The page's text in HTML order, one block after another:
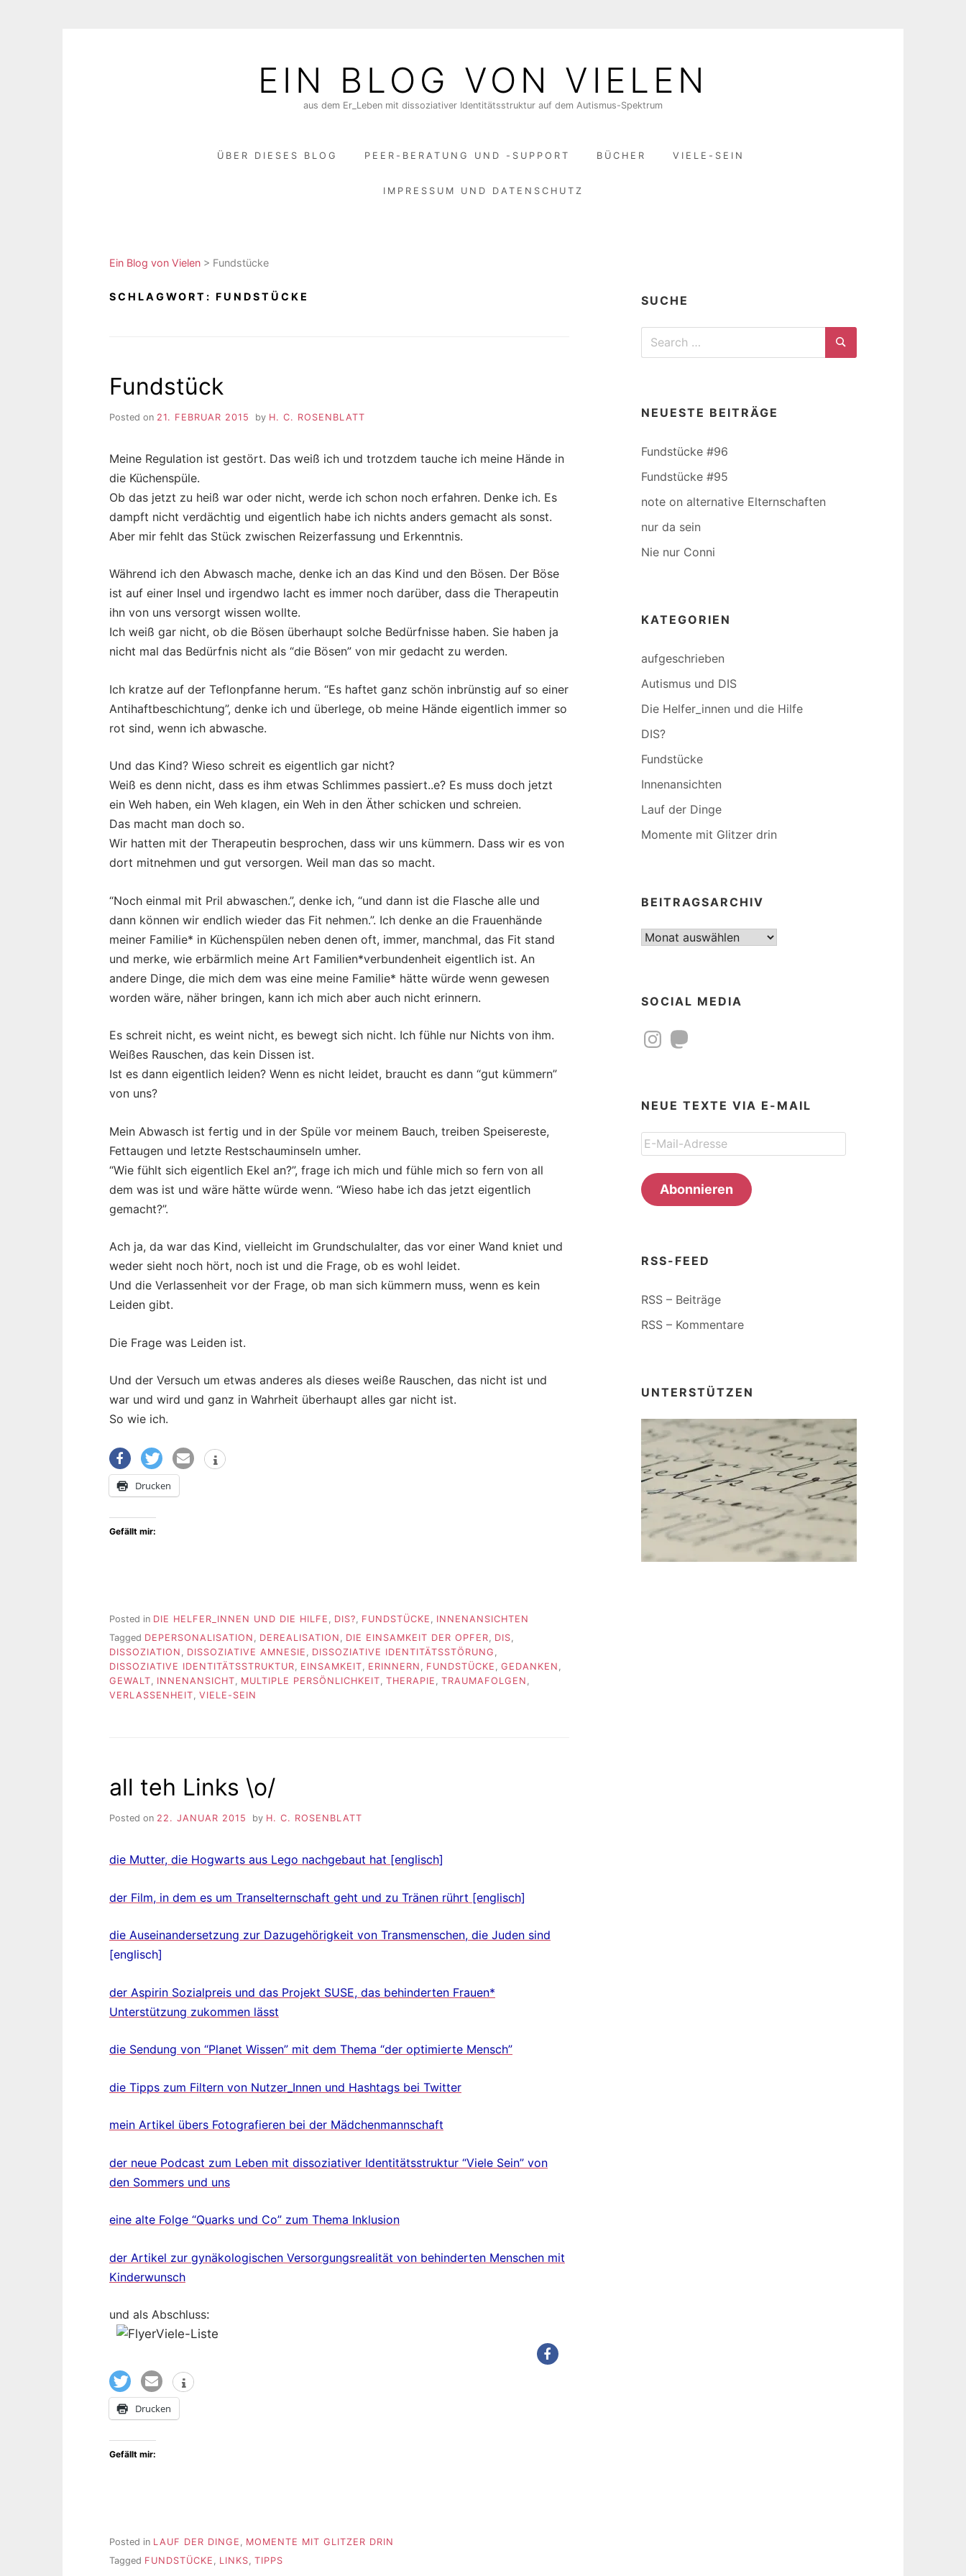
EIN BLOG VON VIELEN
aus dem Er_Leben mit dissoziativer Identitätsstruktur auf dem Autismus-Spektrum
ÜBER DIESES BLOG PEER-BERATUNG UND -SUPPORT BÜCHER VIELE-SEIN
IMPRESSUM UND DATENSCHUTZ
Ein Blog von Vielen > Fundstücke
SCHLAGWORT: FUNDSTÜCKE
Fundstück
Posted on 21. FEBRUAR 2015 by H. C. ROSENBLATT
Meine Regulation ist gestört. Das weiß ich und trotzdem tauche ich meine Hände in
die Küchenspüle.
Ob das jetzt zu heiß war oder nicht, werde ich schon noch erfahren. Denke ich. Es
dampft nicht verdächtig und eigentlich habe ich nichts anders gemacht als sonst.
Aber mir fehlt das Stück zwischen Reizerfassung und Erkenntnis.
Während ich den Abwasch mache, denke ich an das Kind und den Bösen. Der Böse
ist auf einer Insel und irgendwo lacht es immer noch darüber, dass die Therapeutin
ihn von uns versorgt wissen wollte.
Ich weiß gar nicht, ob die Bösen überhaupt solche Bedürfnisse haben. Sie haben ja
nicht mal das Bedürfnis nicht als “die Bösen” von mir gedacht zu werden.
Ich kratze auf der Teflonpfanne herum. “Es haftet ganz schön inbrünstig auf so einer
Antihaftbeschichtung”, denke ich und überlege, ob meine Hände eigentlich immer so
rot sind, wenn ich abwasche.
Und das Kind? Wieso schreit es eigentlich gar nicht?
Weiß es denn nicht, dass es ihm etwas Schlimmes passiert..e? Es muss doch jetzt
ein Weh haben, ein Weh klagen, ein Weh in den Äther schicken und schreien.
Das macht man doch so.
Wir hatten mit der Therapeutin besprochen, dass wir uns kümmern. Dass wir es von
dort mitnehmen und gut versorgen. Weil man das so macht.
“Noch einmal mit Pril abwaschen.”, denke ich, “und dann ist die Flasche alle und
dann können wir endlich wieder das Fit nehmen.”. Ich denke an die Frauenhände
meiner Familie* in Küchenspülen neben denen oft, immer, manchmal, das Fit stand
und merke, wie erbärmlich meine Art Familien*verbundenheit eigentlich ist. An
andere Dinge, die mich dem was eine meine Familie* hätte würde wenn gewesen
worden wäre, näher bringen, kann ich mich aber auch nicht erinnern.
Es schreit nicht, es weint nicht, es bewegt sich nicht. Ich fühle nur Nichts von ihm.
Weißes Rauschen, das kein Dissen ist.
Ist es dann eigentlich leiden? Wenn es nicht leidet, braucht es dann “gut kümmern”
von uns?
Mein Abwasch ist fertig und in der Spüle vor meinem Bauch, treiben Speisereste,
Fettaugen und letzte Restschauminseln umher.
“Wie fühlt sich eigentlich Ekel an?”, frage ich mich und fühle mich so fern von all
dem was ist und wäre hätte würde wenn. “Wieso habe ich das jetzt eigentlich
gemacht?”.
Ach ja, da war das Kind, vielleicht im Grundschulalter, das vor einer Wand kniet und
weder sieht noch hört, noch ist und die Frage, ob es wohl leidet.
Und die Verlassenheit vor der Frage, ob man sich kümmern muss, wenn es kein
Leiden gibt.
Die Frage was Leiden ist.
Und der Versuch um etwas anderes als dieses weiße Rauschen, das nicht ist und
war und wird und ganz in Wahrheit überhaupt alles gar nicht ist.
So wie ich.
Drucken
Gefällt mir:
Posted in DIE HELFER_INNEN UND DIE HILFE DIS? FUNDSTÜCKE
INNENANSICHTEN
Tagged DEPERSONALISATION , DEREALISATION , DIE EINSAMKEIT DER OPFER, DIS,
DISSOZIATION , DISSOZIATIVE AMNESIE , DISSOZIATIVE IDENTITÄTSSTÖRUNG ,
DISSOZIATIVE IDENTITÄTSSTRUKTUR, EINSAMKEIT, ERINNERN , FUNDSTÜCKE , GEDANKEN ,
GEWALT, INNENANSICHT, MULTIPLE PERSÖNLICHKEIT, THERAPIE , TRAUMAFOLGEN ,
VERLASSENHEIT, VIELE-SEIN
all teh Links \o/
Posted on 22. JANUAR 2015 by H. C. ROSENBLATT
die Mutter, die Hogwarts aus Lego nachgebaut hat [englisch]
der Film, in dem es um Transelternschaft geht und zu Tränen rührt [englisch]
die Auseinandersetzung zur Dazugehörigkeit von Transmenschen, die Juden sind
[englisch]
der Aspirin Sozialpreis und das Projekt SUSE, das behinderten Frauen*
Unterstützung zukommen lässt
die Sendung von “Planet Wissen” mit dem Thema “der optimierte Mensch”
die Tipps zum Filtern von Nutzer_Innen und Hashtags bei Twitter
mein Artikel übers Fotografieren bei der Mädchenmannschaft
der neue Podcast zum Leben mit dissoziativer Identitätsstruktur “Viele Sein” von
den Sommers und uns
eine alte Folge “Quarks und Co” zum Thema Inklusion
der Artikel zur gynäkologischen Versorgungsrealität von behinderten Menschen mit
Kinderwunsch
und als Abschluss:
Drucken
Gefällt mir:
Posted in LAUF DER DINGE , MOMENTE MIT GLITZER DRIN
Tagged FUNDSTÜCKE , LINKS, TIPPS
SUCHE
Search
Search
NEUESTE BEITRÄGE
Fundstücke #96
Fundstücke #95
note on alternative Elternschaften
nur da sein
Nie nur Conni
KATEGORIEN
aufgeschrieben
Autismus und DIS
Die Helfer_innen und die Hilfe
DIS?
Fundstücke
Innenansichten
Lauf der Dinge
Momente mit Glitzer drin
BEITRAGSARCHIV
Beitragsarchiv
SOCIAL MEDIA
InstagramMastodon
NEUE TEXTE VIA E-MAIL
E-
Mail-
Adresse
Abonnieren
RSS-FEED
RSS – Beiträge
RSS – Kommentare
UNTERSTÜTZEN